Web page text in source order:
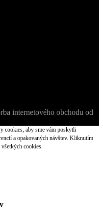
internetového obchodu od
cookies, aby sme vám poskytli
a opakovaných návštev. Kliknutím
cookies.